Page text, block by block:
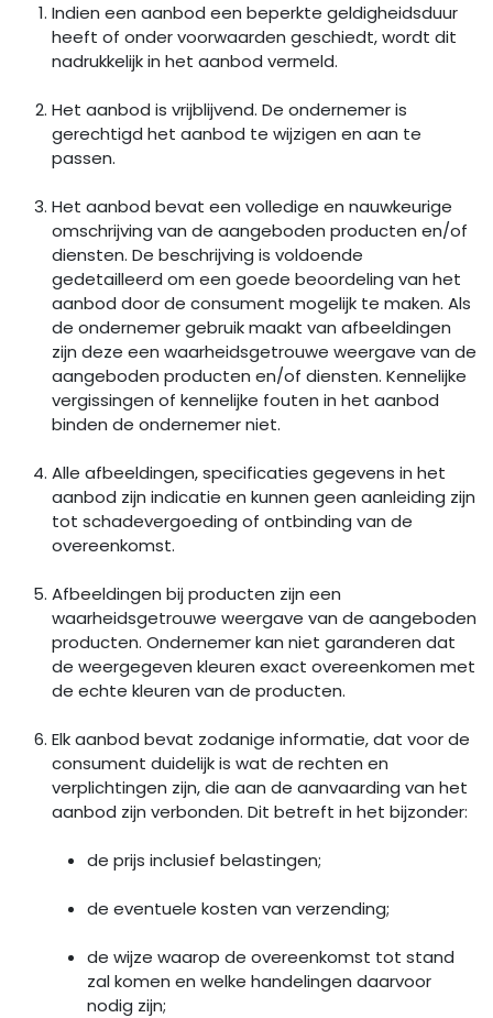
Indien een aanbod een beperkte geldigheidsduur
heeft of onder voorwaarden geschiedt, wordt dit
nadrukkelijk in het aanbod vermeld.
Het aanbod is vrijblijvend. De ondernemer is
gerechtigd het aanbod te wijzigen en aan te
passen.
Het aanbod bevat een volledige en nauwkeurige
omschrijving van de aangeboden producten en/of
diensten. De beschrijving is voldoende
gedetailleerd om een goede beoordeling van het
aanbod door de consument mogelijk te maken. Als
de ondernemer gebruik maakt van afbeeldingen
zijn deze een waarheidsgetrouwe weergave van de
aangeboden producten en/of diensten. Kennelijke
vergissingen of kennelijke fouten in het aanbod
binden de ondernemer niet.
Alle afbeeldingen, specificaties gegevens in het
aanbod zijn indicatie en kunnen geen aanleiding zijn
tot schadevergoeding of ontbinding van de
overeenkomst.
Afbeeldingen bij producten zijn een
waarheidsgetrouwe weergave van de aangeboden
producten. Ondernemer kan niet garanderen dat
de weergegeven kleuren exact overeenkomen met
de echte kleuren van de producten.
Elk aanbod bevat zodanige informatie, dat voor de
consument duidelijk is wat de rechten en
verplichtingen zijn, die aan de aanvaarding van het
aanbod zijn verbonden. Dit betreft in het bijzonder:
de prijs inclusief belastingen;
de eventuele kosten van verzending;
de wijze waarop de overeenkomst tot stand
zal komen en welke handelingen daarvoor
nodig zijn;